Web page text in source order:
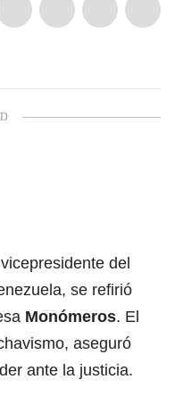
del
se refirió
Monómeros. El
aseguró
ante la justicia.